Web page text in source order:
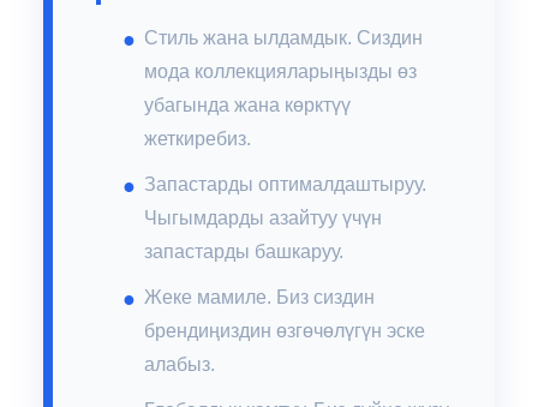
Стиль жана ылдамдык. Сиздин
мода коллекцияларыңызды өз
убагында жана көрктүү
жеткиребиз.
Запастарды оптималдаштыруу.
Чыгымдарды азайтуу үчүн
запастарды башкаруу.
Жеке мамиле. Биз сиздин
брендиңиздин өзгөчөлүгүн эске
алабыз.